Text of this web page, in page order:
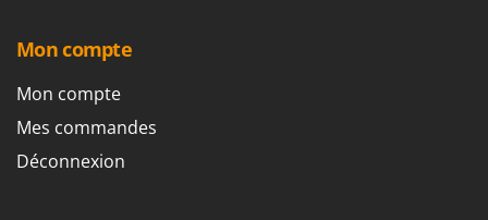
Mon compte
Mon compte
Mes commandes
Déconnexion